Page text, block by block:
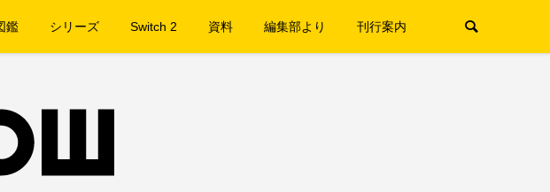
鑑 シリーズ Switch 2 資料 編集部より 刊行案内